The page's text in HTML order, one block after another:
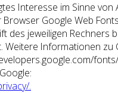
Interesse im Sinne von
Browser Google Web
des jeweiligen Rechners
Weitere Informationen zu
.